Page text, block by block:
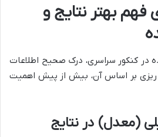
فهم بهتر نتایج و
در کنکور سراسری، درک صحیح اطلاعات
ریزی بر اساس آن، بیش از پیش اهمیت
(معدل) در نتایج